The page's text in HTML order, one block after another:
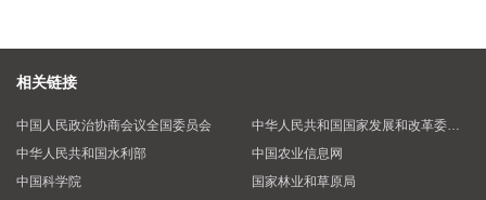
相关链接
中国人民政治协商会议全国委员会
中华人民共和国国家发展和改革委员会
中华人民共和国水利部
中国农业信息网
中国科学院
国家林业和草原局